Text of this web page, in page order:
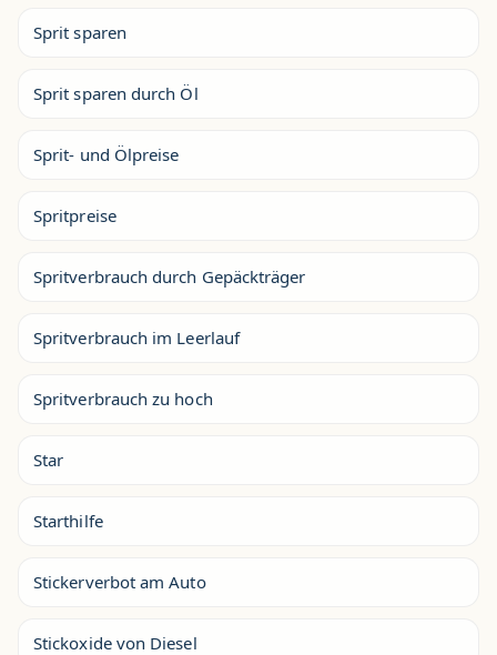
Sprit sparen
Sprit sparen durch Öl
Sprit- und Ölpreise
Spritpreise
Spritverbrauch durch Gepäckträger
Spritverbrauch im Leerlauf
Spritverbrauch zu hoch
Star
Starthilfe
Stickerverbot am Auto
Stickoxide von Diesel